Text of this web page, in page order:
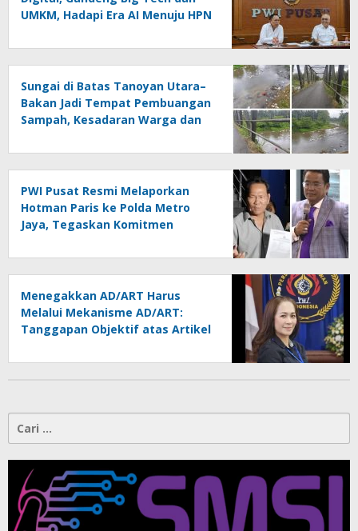
UMKM, Hadapi Era AI Menuju HPN
Sungai di Batas Tanoyan Utara–
Bakan Jadi Tempat Pembuangan
Sampah, Kesadaran Warga dan
Dipertanyakan
PWI Pusat Resmi Melaporkan
Hotman Paris ke Polda Metro
Jaya, Tegaskan Komitmen
Menegakkan AD/ART Harus
Melalui Mekanisme AD/ART:
Tanggapan Objektif atas Artikel
Konspirasi Melanggar Aturan”
Cari
untuk: